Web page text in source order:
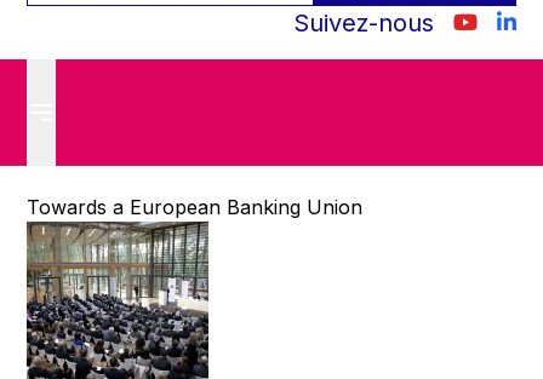
Suivez-nous
Towards a European Banking Union